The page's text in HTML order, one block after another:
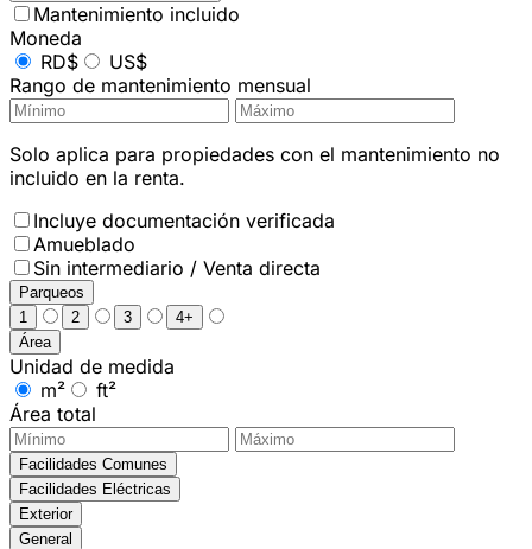
Mantenimiento incluido
Moneda
RD$
US$
Rango de mantenimiento mensual
Solo aplica para propiedades con el mantenimiento no
incluido en la renta.
Incluye documentación verificada
Amueblado
Sin intermediario / Venta directa
Parqueos
1
2 3
4+
Área
Unidad de medida
m²
ft²
Área total
Facilidades Comunes
Facilidades Eléctricas
Exterior
General